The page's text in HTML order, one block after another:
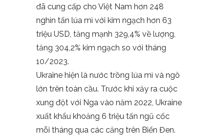
đã cung cấp cho Việt Nam hơn 248
nghìn tấn lúa mì với kim ngạch hơn 63
triệu USD, tăng mạnh 329,4% về lượng,
tăng 304,2% kim ngạch so với tháng
10/2023.
Ukraine hiện là nước trồng lúa mì và ngô
lớn trên toàn cầu. Trước khi xảy ra cuộc
xung đột với Nga vào năm 2022, Ukraine
xuất khẩu khoảng 6 triệu tấn ngũ cốc
mỗi tháng qua các cảng trên Biển Đen.